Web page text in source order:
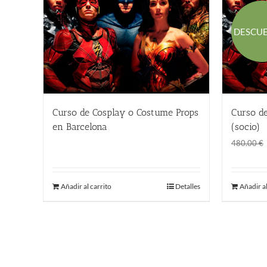
Curso de Cosplay o Costume Props
en Barcelona
Añadir al carrito Detalles
Curso
(socio)
480.00€
Añadir